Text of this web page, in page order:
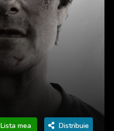
Lista mea Distribuie